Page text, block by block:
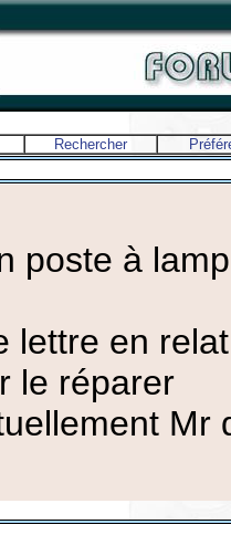
Rechercher
poste à
lettre en
le réparer
Mr